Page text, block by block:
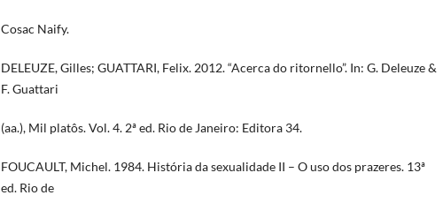
Cosac Naify.
DELEUZE, Gilles; GUATTARI, Felix. 2012. “Acerca do ritornello”. In: G. Deleuze &
F. Guattari
(aa.), Mil platôs. Vol. 4. 2ª ed. Rio de Janeiro: Editora 34.
FOUCAULT, Michel. 1984. História da sexualidade II – O uso dos prazeres. 13ª
ed. Rio de